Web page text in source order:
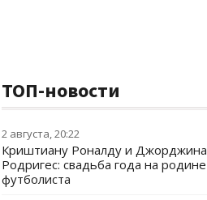
ТОП-новости
2 августа, 20:22
Криштиану Роналду и Джорджина
Родригес: свадьба года на родине
футболиста